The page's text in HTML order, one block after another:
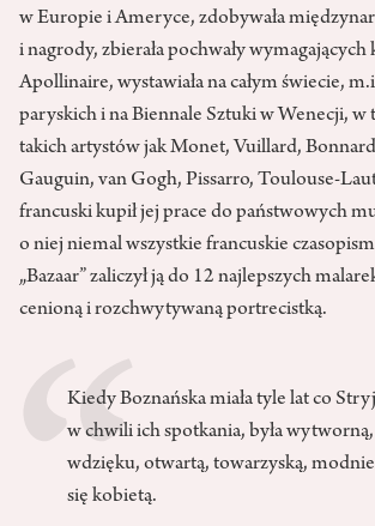
w Europie i Ameryce, zdobywała
i nagrody, zbierała pochwały
Apollinaire, wystawiała na całym świecie,
paryskich i na Biennale Sztuki w Wenecji, w
takich artystów jak Monet, Vuillard,
Gauguin, van Gogh, Pissarro, Toulouse-
francuski kupił jej prace do państwowych
o niej niemal wszystkie francuskie
„Bazaar” zaliczył ją do 12 najlepszych
cenioną i rozchwytywaną portrecistką.
Kiedy Boznańska miała tyle lat co
w chwili ich spotkania, była wytworną,
wdzięku, otwartą, towarzyską,
się kobietą.